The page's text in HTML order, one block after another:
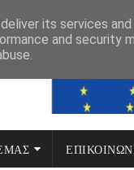
ΠΡΟΓΡΑΜΜΑ
its services
and security